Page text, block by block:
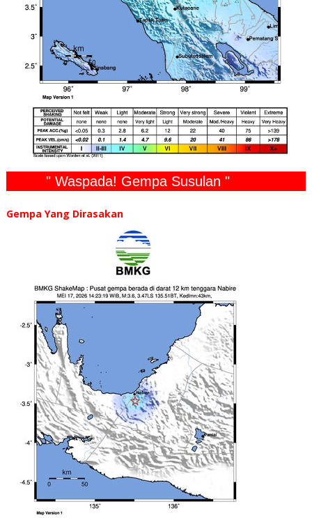
" Waspada! Gempa Susulan "
Gempa Yang Dirasakan